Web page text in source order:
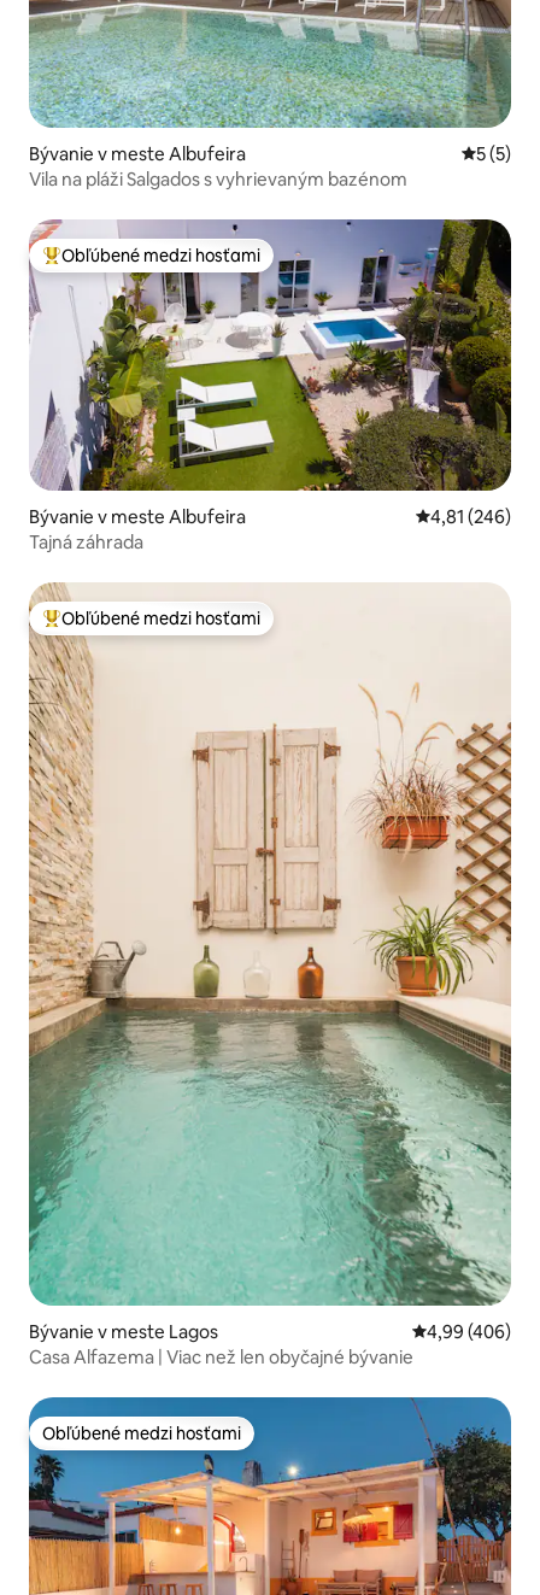
Bývanie v meste Albufeira
5 (5)
Vila na pláži Salgados s vyhrievaným bazénom
Najobľúbenejšie medzi hosťami
Obľúbené medzi hosťami
Bývanie v meste Albufeira Priemerné
4,81 (246)
Tajná záhrada
Najobľúbenejšie medzi hosťami
Obľúbené medzi hosťami
Bývanie v meste Lagos Priemerné
4,99 (406)
Casa Alfazema | Viac než len obyčajné bývanie
Obľúbené medzi hosťami
Obľúbené medzi hosťami